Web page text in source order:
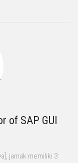
of SAP GUI
jamak memiliki 3